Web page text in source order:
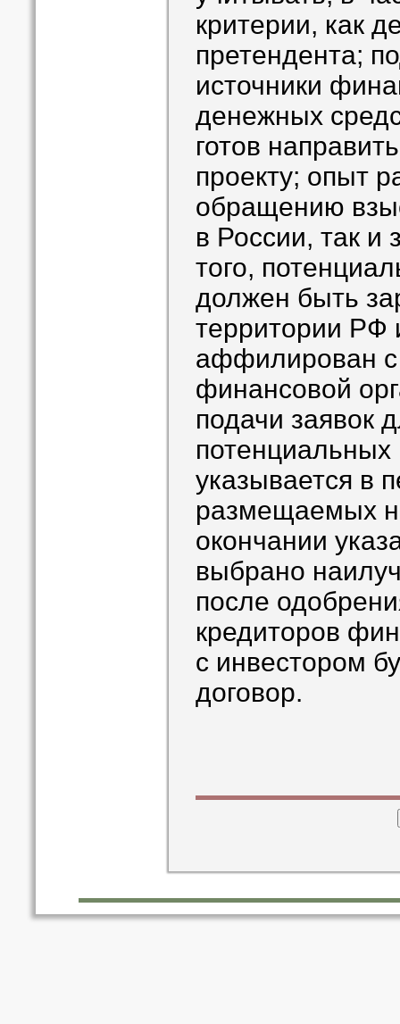
критерии, как
претендента;
источники
денежных
готов
проекту; опыт
обращению
в России, так
того,
должен быть
территории РФ
аффилирован
финансовой
подачи заявок
потенциальных
указывается в
размещаемых
окончании
выбрано
после
кредиторов
с инвестором
договор.